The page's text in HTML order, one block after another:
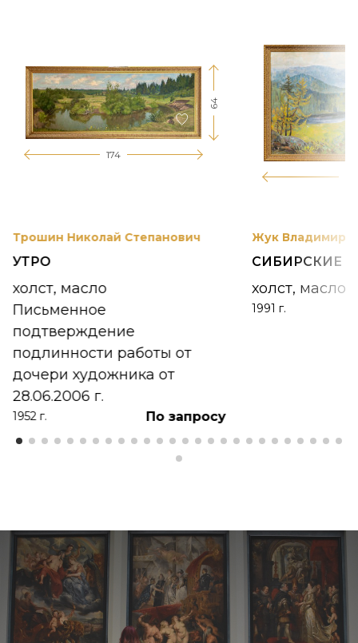
174
64
Трошин Николай Степанович
УТРО
холст, масло
Письменное
подтверждение
подлинности работы от
дочери художника от
28.06.2006 г.
1952 г. По запросу
Жук Владимир
СИБИРСКИЕ
холст, масло
1991 г.